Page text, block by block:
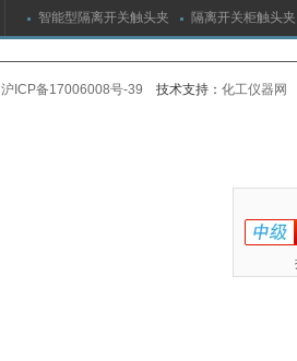
（指）夹紧力测量仪
触头（夹紧力）
智能型隔离开关触头夹
紧力测试仪
隔离开关柜触头
测试仪/精度传感
沪ICP备17006008号-39 技术支持： 化工仪器网